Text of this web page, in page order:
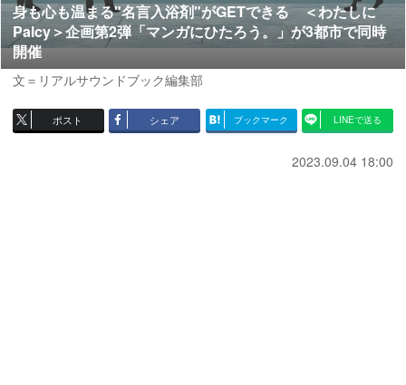
身も心も温まる"名言入浴剤"がGETできる ＜わたしに
Palcy＞企画第2弾「マンガにひたろう。」が3都市で同時
開催
文＝リアルサウンドブック編集部
ポスト シェア ブックマーク LINEで送る
2023.09.04 18:00